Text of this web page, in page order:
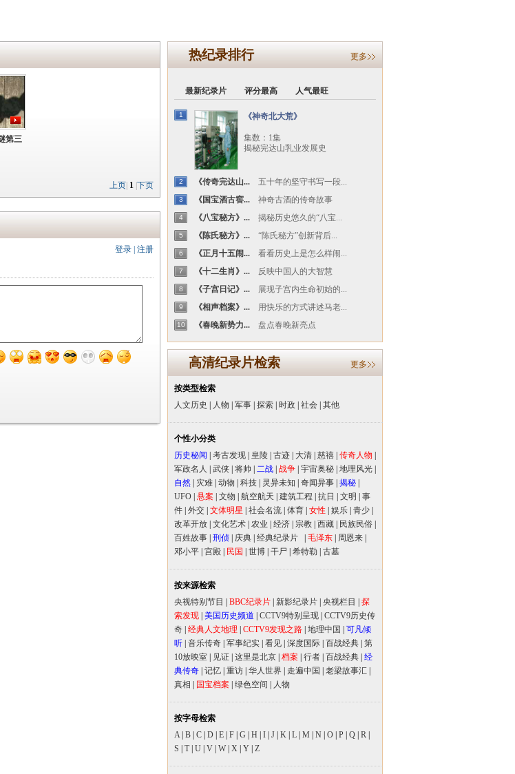
第三
上页 1 下页
登录 注册
热纪录排行 更多
最新纪录片 评分最高 人气最旺
1 《神奇北大荒》
集数：1集
揭秘完达山乳业发展史
2 《传奇完达山... 五十年的坚守书写一段...
3 《国宝酒古窖... 神奇古酒的传奇故事
4 《八宝秘方》... 揭秘历史悠久的“八宝...
5 《陈氏秘方》... “陈氏秘方”创新背后...
6 《正月十五闹... 看看历史上是怎么样闹...
7 《十二生肖》... 反映中国人的大智慧
8 《子宫日记》... 展现子宫内生命初始的...
9 《相声档案》... 用快乐的方式讲述马老...
10 《春晚新势力... 盘点春晚新亮点
高清纪录片检索 更多
按类型检索
人文历史
人物 军事 探索 时政 社会 其他
个性小分类
历史秘闻
考古发现 皇陵 古迹 大清 慈禧 传奇人物
军政名人
武侠 将帅 二战 战争 宇宙奥秘 地理风光
自然
灾难 动物 科技 灵异未知 奇闻异事 揭秘
UFO 悬案 文物 航空航天 建筑工程 抗日 文明
事
件 外交 文体明星 社会名流 体育 女性 娱乐 青少
改革开放 文化艺术 农业 经济 宗教 西藏 民族民俗
百姓故事 刑侦 庆典 经典纪录片 毛泽东 周恩来
邓小平 宫殿 民国 世博 干尸 希特勒 古墓
按来源检索
央视特别节目
BBC纪录片 新影纪录片 央视栏目
探
索发现 美国历史频道 CCTV9特别呈现 CCTV9历史传
奇 经典人文地理 CCTV9发现之路 地理中国
可凡倾
听 音乐传奇 军事纪实 看见 深度国际 百战经典 第
10放映室
见证 这里是北京 档案 行者 百战经典 经
典传奇 记忆 重访 华人世界 走遍中国 老梁故事汇
真相
国宝档案 绿色空间 人物
按字母检索
A| B C D E F G H I J K L M N O P Q R
S
T| U V W X Y Z